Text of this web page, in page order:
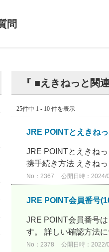
問
『 ■えきねっと関
25件中 1 - 10 件を表示
JRE POINTとえきね
JRE POINTとえきね
携手続き方法 えきね
No：2367 公開日時：2024/
JRE POINT会員番号
JRE POINT会員番号
す。 詳しい確認方法
No：2378 公開日時：2022/